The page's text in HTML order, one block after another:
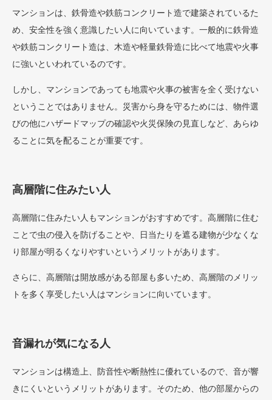
マンションは、鉄骨造や鉄筋コンクリート造で建築されているた
め、安全性を強く意識したい人に向いています。一般的に鉄骨造
や鉄筋コンクリート造は、木造や軽量鉄骨造に比べて地震や火事
に強いといわれているのです。
しかし、マンションであっても地震や火事の被害を全く受けない
ということではありません。災害から身を守るためには、物件選
びの他にハザードマップの確認や火災保険の見直しなど、あらゆ
ることに気を配ることが重要です。
高層階に住みたい人
高層階に住みたい人もマンションがおすすめです。高層階に住む
ことで虫の侵入を防げることや、日当たりを遮る建物が少なくな
り部屋が明るくなりやすいというメリットがあります。
さらに、高層階は開放感がある部屋も多いため、高層階のメリッ
トを多く享受したい人はマンションに向いています。
音漏れが気になる人
マンションは構造上、防音性や断熱性に優れているので、音が響
きにくいというメリットがあります。そのため、他の部屋からの